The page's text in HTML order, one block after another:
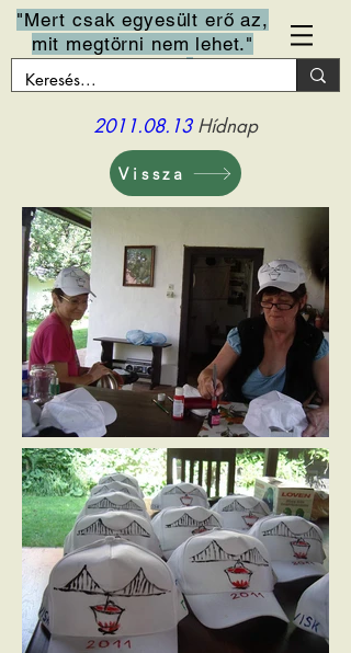
"Mert csak egyesült erő az,
mit megtörni nem lehet."
2011.08.13Hídnap
Vissza